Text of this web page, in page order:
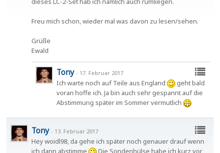
Freu mich schon, wieder mal was davon zu lesen/sehen.
Grüße
Ewald
Tony - 17. Februar 2017
Ich warte noch auf Teile aus England
geht bald
voran hoffe ich. Ja bin auch sehr gespannt auf die
Abstimmung später im Sommer vermutlich
Tony - 13. Februar 2017
Hey woidl98, da gehe ich später noch genauer drauf wenn
ich dann abstimme
Die Sondenhülse habe ich kurz vor